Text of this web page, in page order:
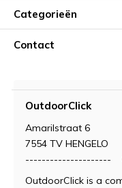
Categorieën
Contact
OutdoorClick
Amarilstraat 6
7554 TV HENGELO
---------------------
OutdoorClick is a